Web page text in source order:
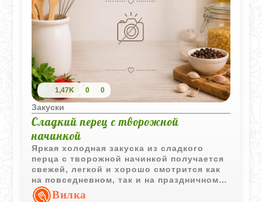
1,47K 0 0
Закуски
Сладкий перец с творожной
начинкой
Яркая холодная закуска из сладкого
перца с творожной начинкой получается
свежей, легкой и хорошо смотрится как
на повседневном, так и на праздничном
столе.Вилка